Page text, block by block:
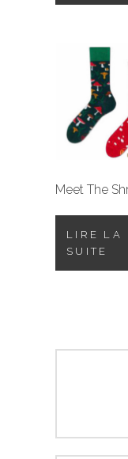
Meet The
LIRE LA
SUITE